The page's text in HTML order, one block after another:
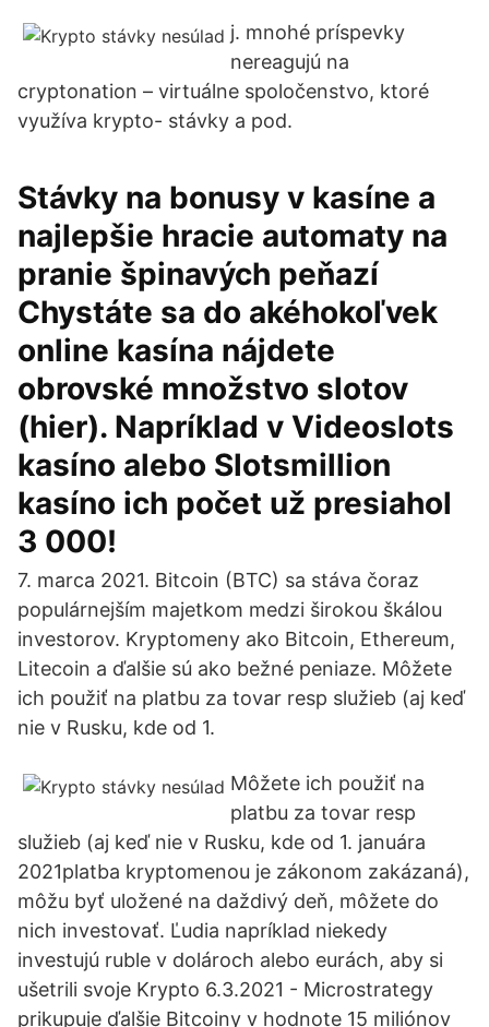
j. mnohé príspevky
nereagujú na
cryptonation – virtuálne spoločenstvo, ktoré
využíva krypto- stávky a pod.
Stávky na bonusy v kasíne a
najlepšie hracie automaty na
pranie špinavých peňazí
Chystáte sa do akéhokoľvek
online kasína nájdete
obrovské množstvo slotov
(hier). Napríklad v Videoslots
kasíno alebo Slotsmillion
kasíno ich počet už presiahol
3 000!
7. marca 2021. Bitcoin (BTC) sa stáva čoraz
populárnejším majetkom medzi širokou škálou
investorov. Kryptomeny ako Bitcoin, Ethereum,
Litecoin a ďalšie sú ako bežné peniaze. Môžete
ich použiť na platbu za tovar resp služieb (aj keď
nie v Rusku, kde od 1.
Môžete ich použiť na
platbu za tovar resp
služieb (aj keď nie v Rusku, kde od 1. januára
2021platba kryptomenou je zákonom zakázaná),
môžu byť uložené na daždivý deň, môžete do
nich investovať. Ľudia napríklad niekedy
investujú ruble v dolároch alebo eurách, aby si
ušetrili svoje Krypto 6.3.2021 - Microstrategy
prikupuje ďalšie Bitcoiny v hodnote 15 miliónov